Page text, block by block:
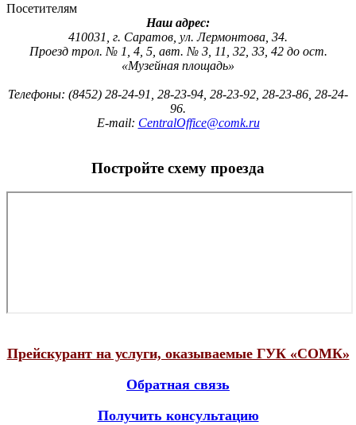
Посетителям
Наш адрес:
410031, г. Саратов, ул. Лермонтова, 34.
Проезд трол. № 1, 4, 5, авт. № 3, 11, 32, 33, 42 до ост.
«Музейная площадь»
Телефоны: (8452) 28-24-91, 28-23-94, 28-23-92, 28-23-86, 28-24-
96.
E-mail: CentralOffice@comk.ru
Постройте схему проезда
Прейскурант на услуги, оказываемые ГУК «СОМК»
Обратная связь
Получить консультацию